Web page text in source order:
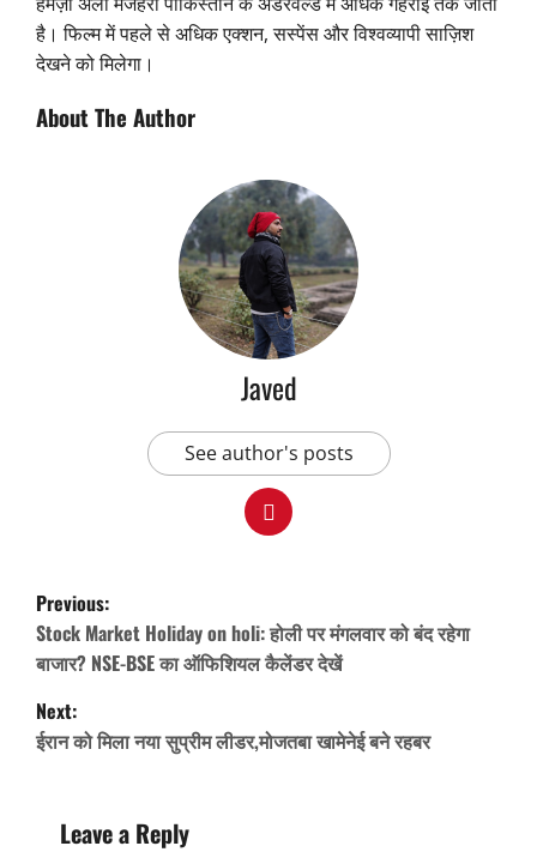
है। फिल्म में पहले से अधिक एक्शन, सस्पेंस और विश्वव्यापी साज़िश
देखने को मिलेगा।
About The Author
Javed
See author's posts
P
o
s
t
n
Previous:
Stock Market Holiday on holi: होली पर मंगलवार को बंद रहेगा
बाजार? NSE-BSE का ऑफिशियल कैलेंडर देखें
Next:
ईरान को मिला नया सुप्रीम लीडर,मोजतबा खामेनेई बने रहबर
Leave a Reply